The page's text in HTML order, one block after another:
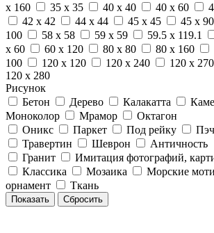
x 160
35 x 35 40 x 40 40 x 60
42 x 42
44 x 44 45 x 45 45 x 90
100
58 x 58 59 x 59 59.5 x 119.1
x 60
60 x 120 80 x 80 80 x 160
100
120 x 120 120 x 240 120 x 270
120 x 280
Рисунок
Бетон
Дерево Калакатта
Моноколор
Мрамор
Октагон
Оникс
Паркет Под рейку
Травертин
Шеврон
Античность
Гранит
Имитация фотографий,
Классика
Мозаика Морские
орнамент
Ткань